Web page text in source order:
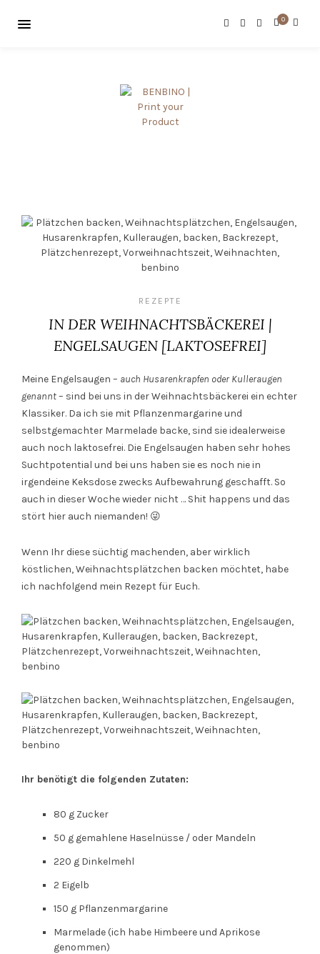
0
REZEPTE
IN DER WEIHNACHTSBÄCKEREI |
ENGELSAUGEN [LAKTOSEFREI]
Meine Engelsaugen – auch Husarenkrapfen oder Kulleraugen
genannt– sind bei uns in der Weihnachtsbäckerei ein echter
Klassiker. Da ich sie mit Pflanzenmargarine und
selbstgemachter Marmelade backe, sind sie idealerweise
auch noch laktosefrei. Die Engelsaugen haben sehr hohes
Suchtpotential und bei uns haben sie es noch nie in
irgendeine Keksdose zwecks Aufbewahrung geschafft. So
auch in dieser Woche wieder nicht … Shit happens und das
stört hier auch niemanden! 😜
Wenn Ihr diese süchtig machenden, aber wirklich
köstlichen, Weihnachtsplätzchen backen möchtet, habe
ich nachfolgend mein Rezept für Euch.
Ihr benötigt die folgenden Zutaten:
80 g Zucker
50 g gemahlene Haselnüsse / oder Mandeln
220 g Dinkelmehl
2 Eigelb
150 g Pflanzenmargarine
Marmelade (ich habe Himbeere und Aprikose
genommen)